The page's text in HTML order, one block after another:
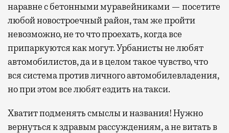
наравне с бетонными муравейниками — посетите
любой новостроечный район, там же пройти
невозможно, не то что проехать, когда все
припаркуются как могут. Урбанисты не любят
автомобилистов, да и в целом такое чувство, что
вся система против личного автомобилевладения,
но при этом все любят ездить на такси.
Хватит подменять смыслы и названия! Нужно
вернуться к здравым рассуждениям, а не витать в